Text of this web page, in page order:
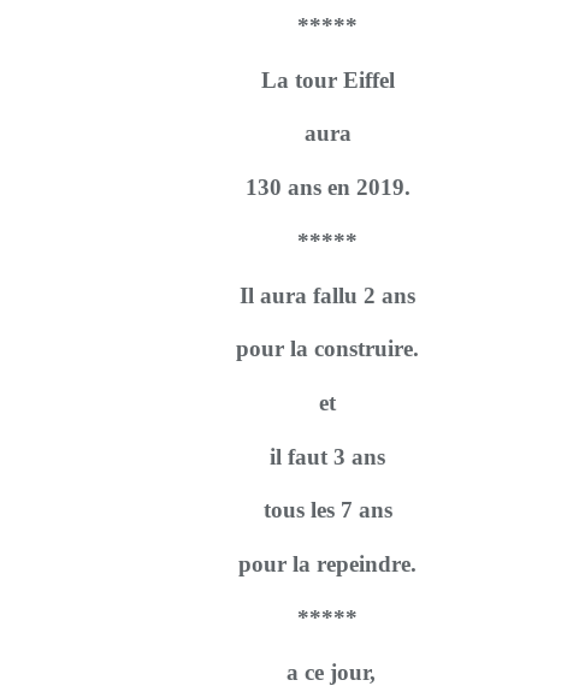
*****
La tour Eiffel
aura
130 ans en 2019.
*****
Il aura fallu 2 ans
pour la construire.
et
il faut 3 ans
tous les 7 ans
pour la repeindre.
*****
a ce jour,